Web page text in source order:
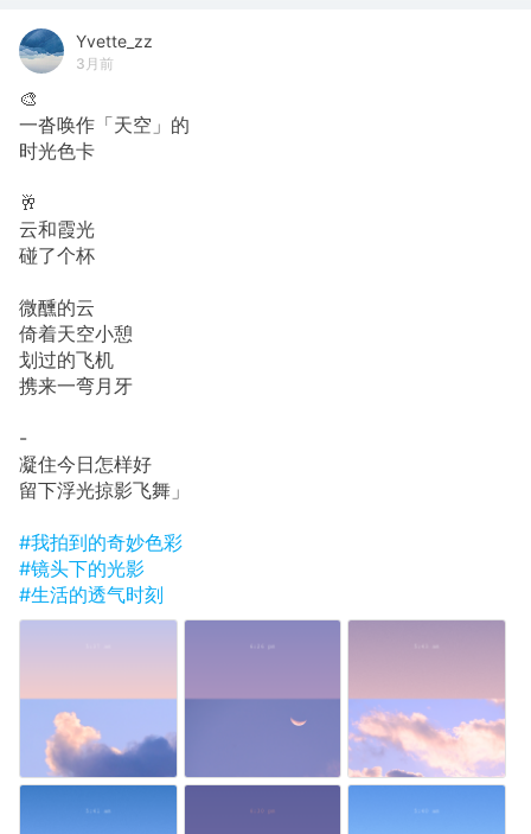
Yvette_zz
3月前
🎨
一沓唤作「天空」的
时光色卡
🥂
云和霞光
碰了个杯
微醺的云
倚着天空小憩
划过的飞机
携来一弯月牙
-
凝住今日怎样好
留下浮光掠影飞舞」
#我拍到的奇妙色彩
#镜头下的光影
#生活的透气时刻